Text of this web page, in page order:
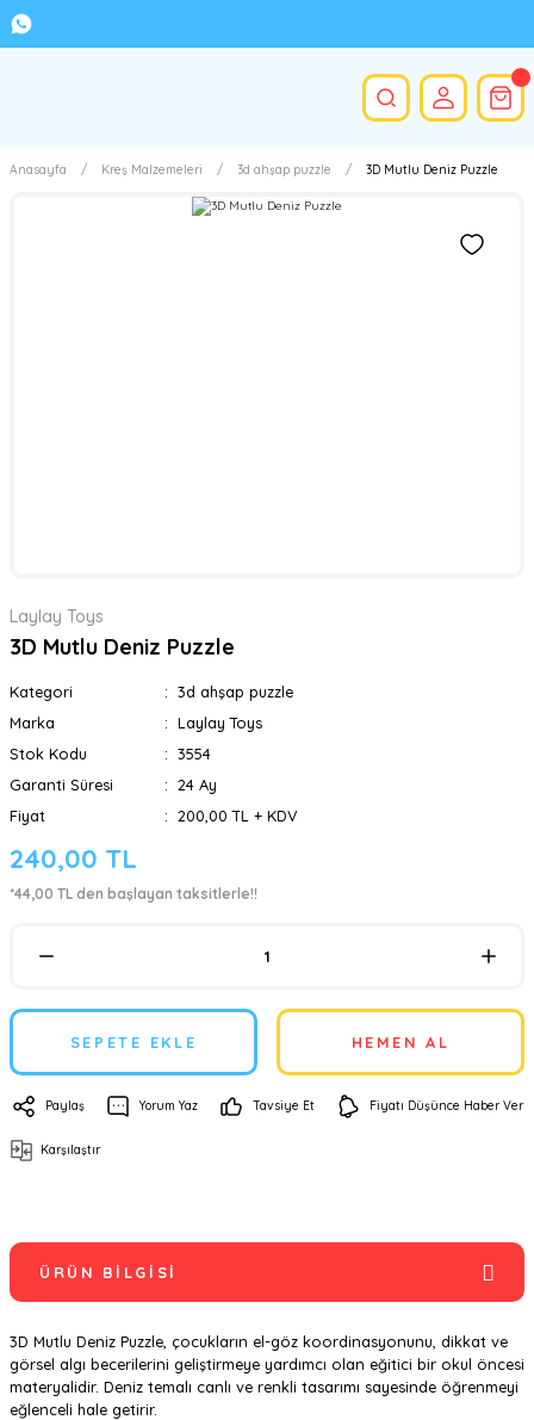
Anasayfa Kreş Malzemeleri 3d ahşap puzzle 3D Mutlu Deniz Puzzle
Laylay Toys
3D Mutlu Deniz Puzzle
Kategori
3d ahşap puzzle
Marka
Laylay Toys
Stok Kodu
3554
Garanti Süresi
24 Ay
Fiyat
200,00 TL + KDV
240,00 TL
*44,00 TL den başlayan taksitlerle!!
SEPETE EKLE HEMEN AL
Paylaş Yorum Yaz Tavsiye Et Fiyatı Düşünce Haber Ver
Karşılaştır
ÜRÜN BILGISI
3D Mutlu Deniz Puzzle, çocukların el-göz koordinasyonunu, dikkat ve
görsel algı becerilerini geliştirmeye yardımcı olan eğitici bir okul öncesi
materyalidir. Deniz temalı canlı ve renkli tasarımı sayesinde öğrenmeyi
eğlenceli hale getirir.